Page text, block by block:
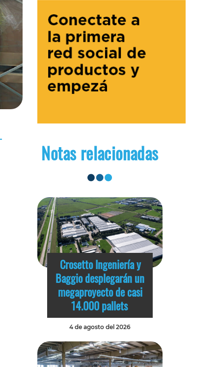
Notas relacionadas
Crosetto Ingeniería y
Baggio desplegarán un
megaproyecto de casi
14.000 pallets
4 de agosto del 2026